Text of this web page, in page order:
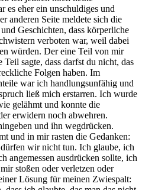
es eher ein unschuldiges und
anderen Seite meldete sich die
Geschichten, dass körperliche
verboten war, weil dabei
würden. Der eine Teil von mir
sagte, dass darfst du nicht, das
Folgen haben. Im
war ich handlungsunfähig und
ließ mich erstarren. Ich wurde
gelähmt und konnte die
erwidern noch abwehren.
und ihn wegdrücken.
und in mir rasten die Gedanken:
wir nicht tun. Ich glaube, ich
angemessen ausdrücken sollte, ich
stoßen oder verletzen oder
Lösung für meinen Zwiespalt: